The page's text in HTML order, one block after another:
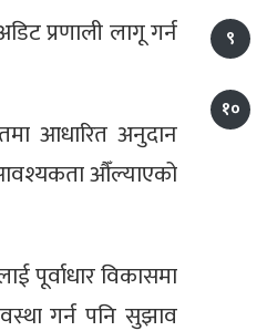
प्रणाली लागू गर्न
आधारित अनुदान
आवश्यकता औँल्याएको
पूर्वाधार विकासमा
गर्न पनि सुझाव
९
१०